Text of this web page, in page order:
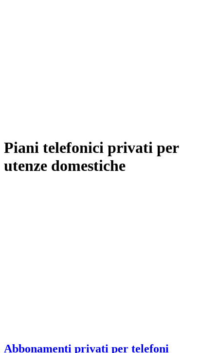
Piani telefonici privati per
utenze domestiche
Abbonamenti privati per telefoni